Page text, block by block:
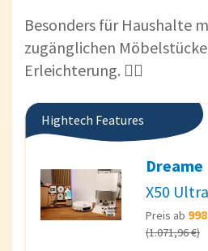
Besonders für Haushalte
zugänglichen
Erleichterung. 😮‍💨
Hightech Features
Dreame
X50 Ultra
Preis ab
(1.071,96 €)